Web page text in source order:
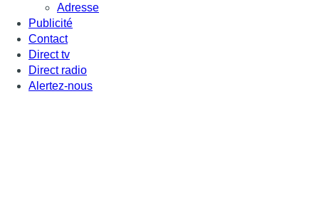
Adresse
Publicité
Contact
Direct tv
Direct radio
Alertez-nous